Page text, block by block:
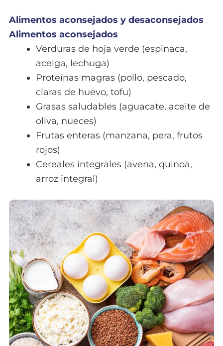
Alimentos aconsejados y desaconsejados
Alimentos aconsejados
Verduras de hoja verde (espinaca,
acelga, lechuga)
Proteínas magras (pollo, pescado,
claras de huevo, tofu)
Grasas saludables (aguacate, aceite de
oliva, nueces)
Frutas enteras (manzana, pera, frutos
rojos)
Cereales integrales (avena, quinoa,
arroz integral)